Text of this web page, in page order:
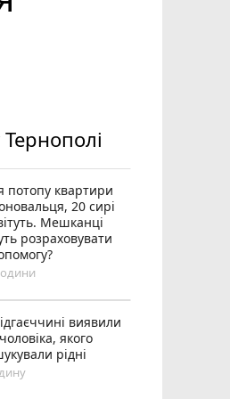
потопу квартири
20 сирі
Мешканці
розраховувати
виявили
якого
рідні